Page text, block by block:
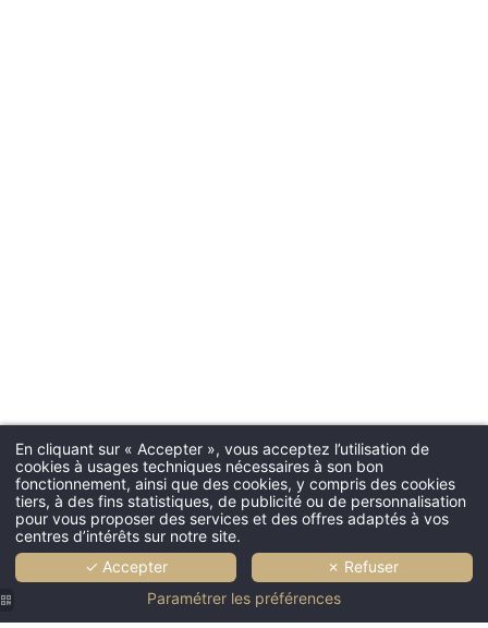
DATE D'ARRIVÉE *
DATE DE DÉPART *
En cliquant sur « Accepter », vous acceptez l’utilisation de
cookies à usages techniques nécessaires à son bon
fonctionnement, ainsi que des cookies, y compris des cookies
tiers, à des fins statistiques, de publicité ou de personnalisation
pour vous proposer des services et des offres adaptés à vos
centres d’intérêts sur notre site.
✓ Accepter
✗ Refuser
Paramétrer les préférences